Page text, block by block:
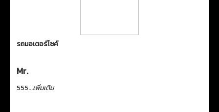
รถมอเตอร์ไซค์
Mr.
555...เพิ่มเติม